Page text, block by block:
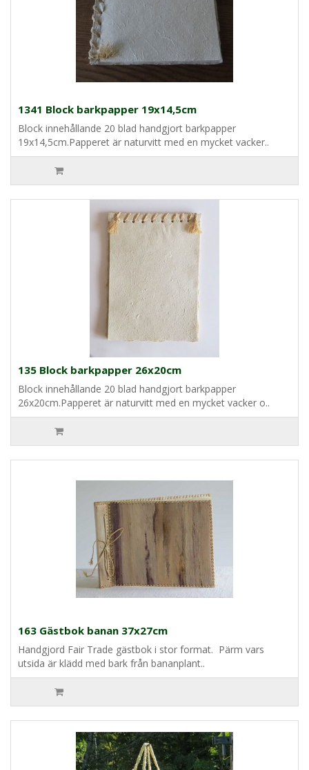
1341 Block barkpapper 19x14,5cm
Block innehållande 20 blad handgjort barkpapper
19x14,5cm.Papperet är naturvitt med en mycket vacker..
135 Block barkpapper 26x20cm
Block innehållande 20 blad handgjort barkpapper
26x20cm.Papperet är naturvitt med en mycket vacker o..
163 Gästbok banan 37x27cm
Handgjord Fair Trade gästbok i stor format. Pärm vars
utsida är klädd med bark från bananplant..